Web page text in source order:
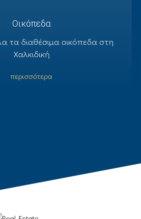
Οικόπεδα
τα διαθέσιμα οικόπεδα στη
Χαλκιδική
περισσότερα